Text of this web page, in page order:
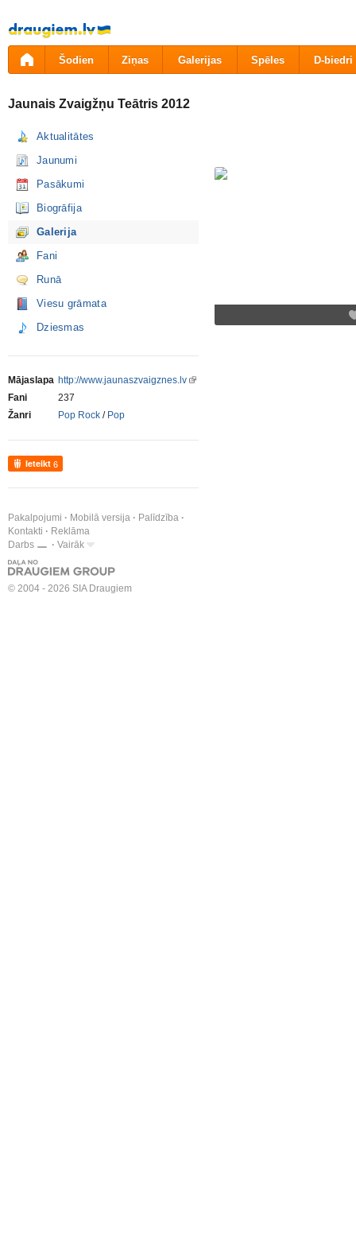
Pāriet
uz
saturu
Šodien Ziņas Galerijas Spēles D-biedri
Jaunais Zvaigžņu Teātris 2012
Aktualitātes
Jaunumi
Pasākumi
Biogrāfija
Galerija
Fani
Runā
Viesu grāmata
Dziesmas
Mājaslapa http://www.jaunaszvaigznes.lv
Fani
237
Žanri
Pop Rock / Pop
Ieteikt 6
Pakalpojumi Mobilā versija
Palīdzība
Kontakti
Reklāma
Darbs
Vairāk
© 2004 - 2026 SIA Draugiem